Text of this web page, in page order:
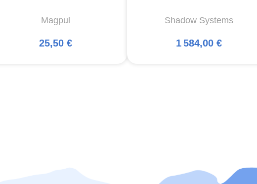
Magpul
25,50 €
Shadow Systems
1 584,00 €